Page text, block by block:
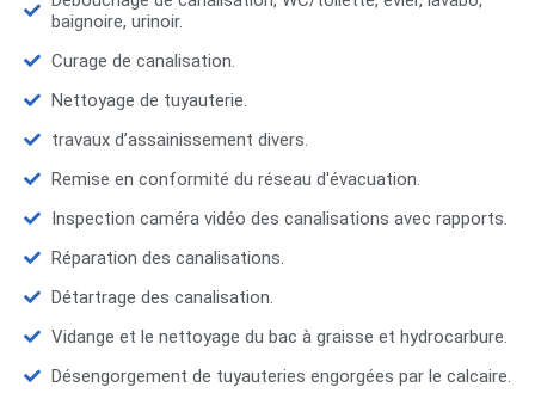
baignoire, urinoir.
Curage de canalisation.
Nettoyage de tuyauterie.
travaux d’assainissement divers.
Remise en conformité du réseau d'évacuation.
Inspection caméra vidéo des canalisations avec rapports.
Réparation des canalisations.
Détartrage des canalisation.
Vidange et le nettoyage du bac à graisse et hydrocarbure.
Désengorgement de tuyauteries engorgées par le calcaire.